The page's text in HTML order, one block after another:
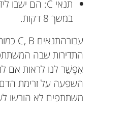
במשך 8 דקות.
התדירות שבה
אִפְשֵׁר לנו לראות אם
השפעה על זרימת הדם
משתתפים לא הורשו